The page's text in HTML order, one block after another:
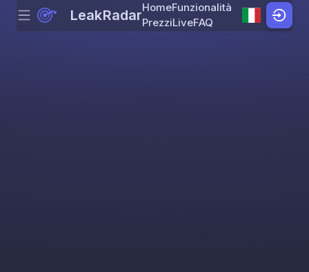
Skip to content
Menu LeakRadarHomeFunzionalità
PrezziLiveFAQ